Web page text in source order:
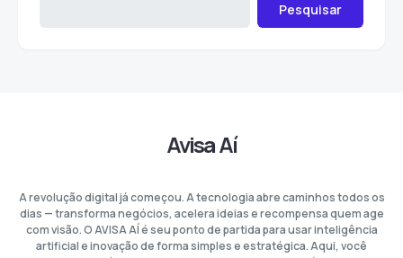
Pesquisar
Avisa Aí
A revolução digital já começou. A tecnologia abre caminhos todos os
dias — transforma negócios, acelera ideias e recompensa quem age
com visão. O AVISA AÍ é seu ponto de partida para usar inteligência
artificial e inovação de forma simples e estratégica. Aqui, você